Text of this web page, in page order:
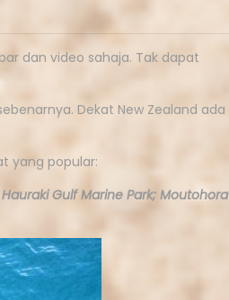
dan video sahaja. Tak dapat
Dekat New Zealand ada
yang popular:
Gulf Marine Park; Moutohora